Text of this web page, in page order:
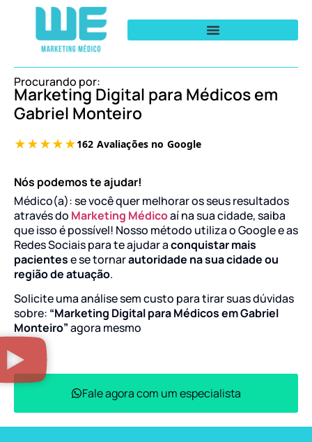
Procurando por:
Marketing Digital para Médicos em
Gabriel Monteiro
Nós podemos te ajudar!
Médico(a): se você quer melhorar os seus resultados
através do Marketing Médicoaí na sua cidade, saiba
que isso é possível! Nosso método utiliza o Google e as
Redes Sociais para te ajudar aconquistar mais
pacientese se tornarautoridade na sua cidade ou
região de atuação.
Solicite uma análise sem custo para tirar suas dúvidas
sobre: “Marketing Digital para Médicos em Gabriel
Monteiro”agora mesmo
Fale agora com um especialista